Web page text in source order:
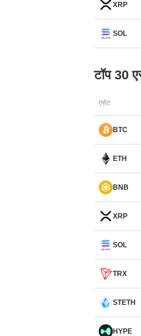
XRP
SOL
टॉप 30
एसेट
BTC
ETH
BNB
XRP
SOL
TRX
STETH
HYPE